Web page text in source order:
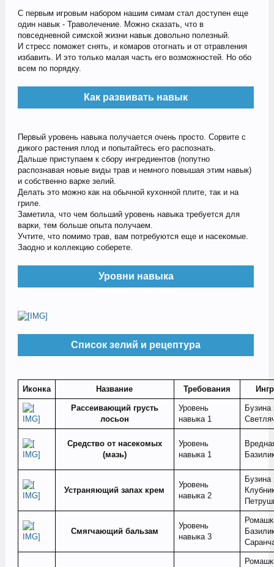
С первым игровым набором нашим симам стал доступен еще
один навык - Траволечение. Можно сказать, что в
повседневной симской жизни навык довольно полезный.
И стресс поможет снять, и комаров отогнать и от отравления
избавить. И это только малая часть его возможностей. Но обо
всем по порядку.
Как развивать навык
Первый уровень навыка получается очень просто. Сорвите с
дикого растения плод и попытайтесь его распознать.
Дальше приступаем к сбору ингредиентов (попутно
распознавая новые виды трав и немного повышая этим навык)
и собственно варке зелий.
Делать это можно как на обычной кухонной плите, так и на
гриле.
Заметила, что чем больший уровень навыка требуется для
варки, тем больше опыта получаем.
Учтите, что помимо трав, вам потребуются еще и насекомые.
Заодно и коллекцию соберете.
Уровни навыка
Список зелий и рецептура
Иконка Название Требования
Рассеивающий грусть
лосьон
Уровень
навыка 1
Бузина
Средство от насекомых
(мазь)
Уровень
навыка 1
Устраняющий запах крем
Уровень
навыка 2
Бузина
Смягчающий бальзам
Уровень
навыка 3